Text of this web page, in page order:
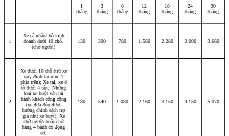
1
tháng
3
tháng
6
tháng
12
tháng
18
tháng
24
tháng
30
tháng
1
Xe cá nhân/ hộ kinh
doanh dưới 10 chỗ.
(chở người)
130 390 780 1.560 2.280 3.000 3.660
2
Xe dưới 10 chỗ (trừ xe
quy định tại mục 1
phía trên); Xe tải, xe ô
tô dưới 4 tấn; Những
loại xe buýt vận tải
hành khách công cộng
(xe đưa đón được
hưởng chính sách trợ
giá như xe buýt); Xe
chở người hoặc chở
hàng 4 bánh có động
cơ.
180 540 1.080 2.160 3.150 4.150 5.070